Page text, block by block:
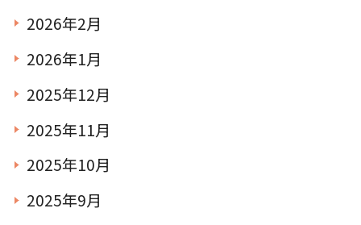
TEL.0476-36-5161
2026年2月
2026年1月
2025年12月
2025年11月
2025年10月
2025年9月